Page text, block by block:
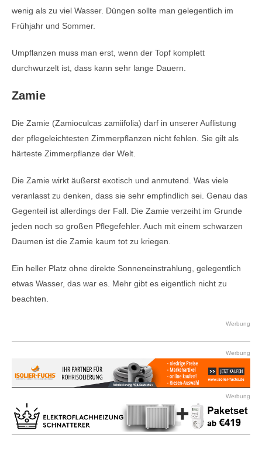
wenig als zu viel Wasser. Düngen sollte man gelegentlich im
Frühjahr und Sommer.
Umpflanzen muss man erst, wenn der Topf komplett
durchwurzelt ist, dass kann sehr lange Dauern.
Zamie
Die Zamie (Zamioculcas zamiifolia) darf in unserer Auflistung
der pflegeleichtesten Zimmerpflanzen nicht fehlen. Sie gilt als
härteste Zimmerpflanze der Welt.
Die Zamie wirkt äußerst exotisch und anmutend. Was viele
veranlasst zu denken, dass sie sehr empfindlich sei. Genau das
Gegenteil ist allerdings der Fall. Die Zamie verzeiht im Grunde
jeden noch so großen Pflegefehler. Auch mit einem schwarzen
Daumen ist die Zamie kaum tot zu kriegen.
Ein heller Platz ohne direkte Sonneneinstrahlung, gelegentlich
etwas Wasser, das war es. Mehr gibt es eigentlich nicht zu
beachten.
Werbung
Werbung
Werbung